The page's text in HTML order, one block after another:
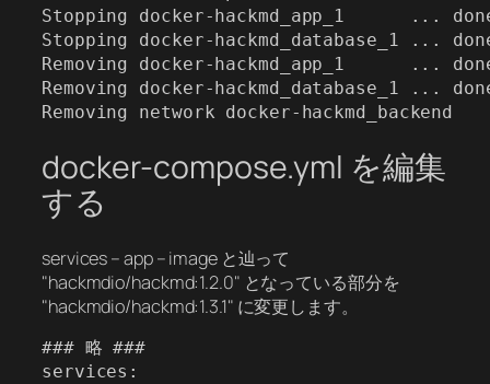
Stopping docker-hackmd_app_1      ...
Stopping docker-hackmd_database_1 ...
Removing docker-hackmd_app_1      ...
Removing docker-hackmd_database_1 ...
Removing network docker-hackmd_backend
docker-compose.yml を編集
する
services – app – image と辿って
"hackmdio/hackmd:1.2.0" となっている部分を
"hackmdio/hackmd:1.3.1" に変更します。
### 略 ###
services: